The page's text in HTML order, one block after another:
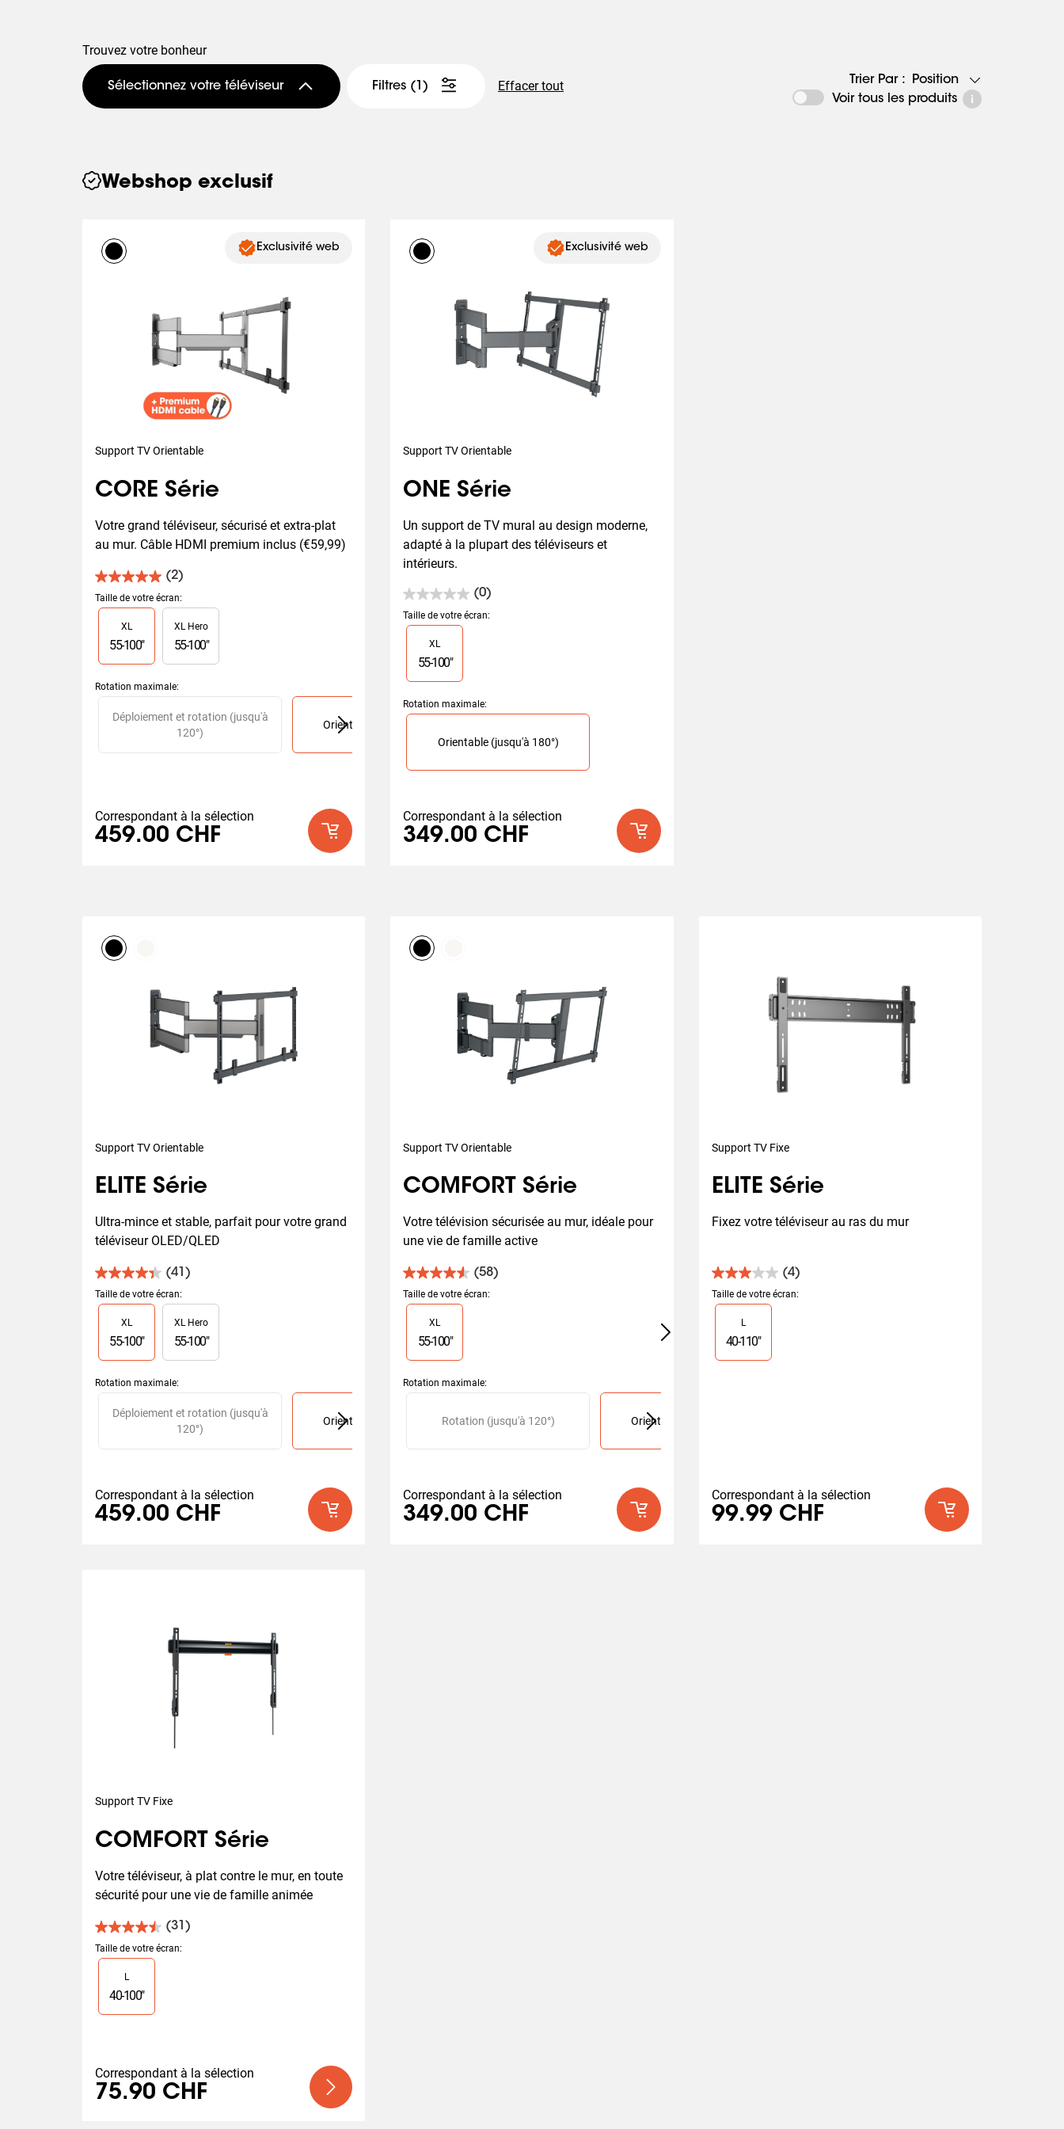
Trouvez votre bonheur
Sélectionnez votre téléviseur Filtres (1) Effacer tout Trier Par :
Position
Voir tous les produits
Webshop exclusif
Exclusivité web
Support TV Orientable
CORE Série
Votre grand téléviseur, sécurisé et extra-plat
au mur. Câble HDMI premium inclus (€59,99)
(2)
5.0
sur
5
étoiles.
avis
Taille de votre écran:
Slide 1 of 2
XL
55-100"
XL Hero
55-100"
Rotation maximale:
Slide 1 of 2
Déploiement et rotation (jusqu'à
120°)
Orientable (jusqu'à 180°)
Correspondant à la sélection
459.00 CHF
Exclusivité web
Support TV Orientable
ONE Série
Un support de TV mural au design moderne,
adapté à la plupart des téléviseurs et
intérieurs.
(0)
0.0
sur
5
étoiles.
Taille de votre écran:
Slide 1 of 1
XL
55-100"
Rotation maximale:
Slide 1 of 1
Orientable (jusqu'à 180°)
Correspondant à la sélection
349.00 CHF
Support TV Orientable
ELITE Série
Ultra-mince et stable, parfait pour votre grand
téléviseur OLED/QLED
(41)
4.4
sur
5
étoiles.
avis
Taille de votre écran:
Slide 1 of 2
XL
55-100"
XL Hero
55-100"
Rotation maximale:
Slide 1 of 2
Déploiement et rotation (jusqu'à
120°)
Orientable (jusqu'à 180°)
Correspondant à la sélection
459.00 CHF
Support TV Orientable
COMFORT Série
Votre télévision sécurisée au mur, idéale pour
une vie de famille active
(58)
4.6
sur
5
étoiles.
avis
Taille de votre écran:
Slide 1 of 1
XL
55-100"
Rotation maximale:
Slide 1 of 2
Rotation (jusqu'à 120°) Orientable (jusqu'à 180°)
Correspondant à la sélection
349.00 CHF
Support TV Fixe
ELITE Série
Fixez votre téléviseur au ras du mur
(4)
3.0
sur
5
étoiles.
avis
Taille de votre écran:
Slide 1 of 1
L
40-110"
Correspondant à la sélection
99.99 CHF
Support TV Fixe
COMFORT Série
Votre téléviseur, à plat contre le mur, en toute
sécurité pour une vie de famille animée
(31)
4.5
sur
5
étoiles.
avis
Taille de votre écran:
Slide 1 of 1
L
40-100"
Correspondant à la sélection
75.90 CHF